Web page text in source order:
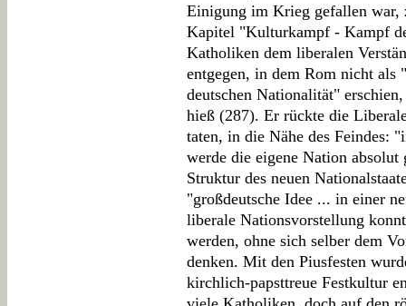
Einigung im Krieg gefallen war,
Kapitel "Kulturkampf - Kampf
Katholiken dem liberalen
entgegen, in dem Rom nicht
deutschen Nationalität"
hieß (287). Er rückte die
taten, in die Nähe des Feindes:
werde die eigene Nation
Struktur des neuen
"großdeutsche Idee ... in einer
liberale Nationsvorstellung
werden, ohne sich selber dem
denken. Mit den Piusfesten
kirchlich-papsttreue Festkultur